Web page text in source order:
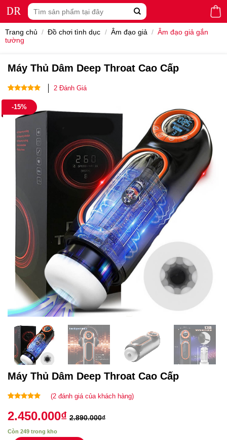
Tìm
kiếm:
Trang chủ / Đồ chơi tình dục / Âm đạo giả / Âm đạo giả gắn
tường
Máy Thủ Dâm Deep Throat Cao Cấp
4.50trên
5 dựa
trên
2
đánh
2Đánh Giá
-15%
Máy Thủ Dâm Deep Throat Cao Cấp
5 dựa trên
(2đánh giá của khách hàng)
2.450.000₫ 2.890.000₫
Còn 249 trong kho